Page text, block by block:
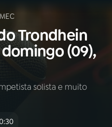
AO VIVO
Trondhein
(09),
solista e muito